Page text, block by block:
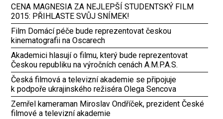
CENA MAGNESIA ZA NEJLEPŠÍ STUDENTSKÝ FILM
2015: PŘIHLASTE SVŮJ SNÍMEK!
Film Domácí péče bude reprezentovat českou
kinematografii na Oscarech
Akademici hlasují o filmu, který bude reprezentovat
Českou republiku na výročních cenách A.M.P.A.S.
Česká filmová a televizní akademie se připojuje
k podpoře ukrajinského režiséra Olega Sencova
Zemřel kameraman Miroslav Ondříček, prezident České
filmové a televizní akademie